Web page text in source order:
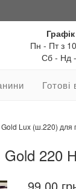
Пн - Пт з
Сб - Нд -
Готові
Lux (ш.220) для
Gold 220